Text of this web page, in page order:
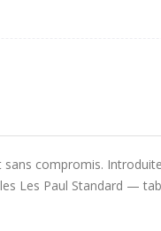
compromis.
Les Paul Standard —